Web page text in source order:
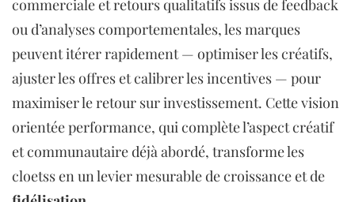
commerciale et retours qualitatifs issus de feedback
ou d’analyses comportementales, les marques
peuvent itérer rapidement — optimiser les créatifs,
ajuster les offres et calibrer les incentives — pour
maximiser le retour sur investissement. Cette vision
orientée performance, qui complète l’aspect créatif
et communautaire déjà abordé, transforme les
cloetss en un levier mesurable de croissance et de